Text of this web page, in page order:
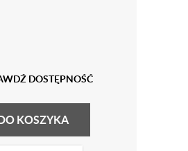
DOSTĘPNOŚĆ
KOSZYKA